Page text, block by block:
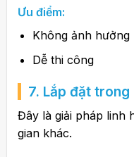
Ưu điểm:
Không ảnh hưởng
Dễ thi công
7. Lắp đặt
Đây là giải pháp linh
gian khác.